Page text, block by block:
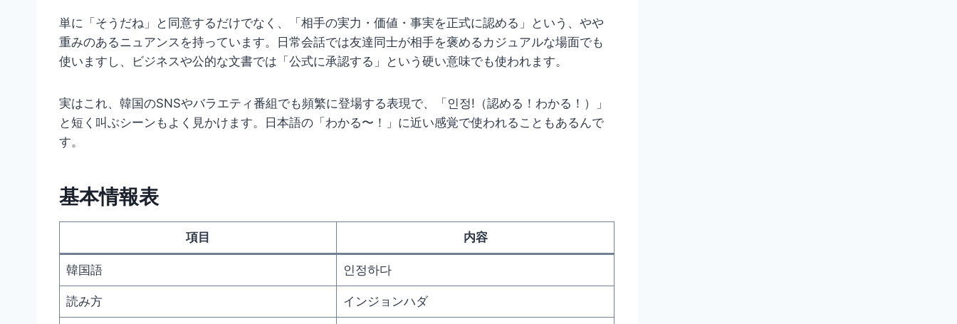
単に「そうだね」と同意するだけでなく、「相手の実力・価値・事実を正式に認める」という、やや
重みのあるニュアンスを持っています。日常会話では友達同士が相手を褒めるカジュアルな場面でも
使いますし、ビジネスや公的な文書では「公式に承認する」という硬い意味でも使われます。
実はこれ、韓国のSNSやバラエティ番組でも頻繁に登場する表現で、「인정!（認める！わかる！）」
と短く叫ぶシーンもよく見かけます。日本語の「わかる〜！」に近い感覚で使われることもあるんで
す。
基本情報表
項目 内容
韓国語 인정하다
読み方 インジョンハダ